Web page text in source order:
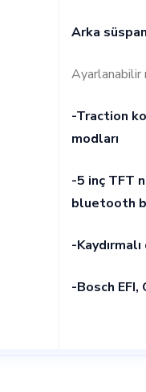
Arka
Ayarlanabilir
-Traction
modları
-5 inç TFT
bluetooth
-
-Bosch